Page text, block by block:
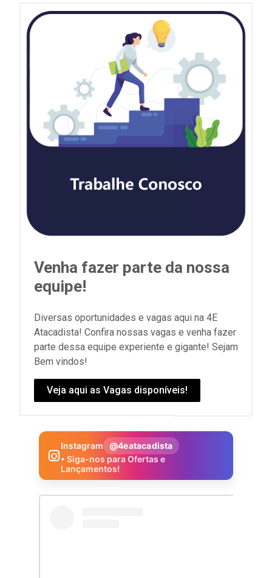
Venha fazer parte da nossa
equipe!
Diversas oportunidades e vagas aqui na 4E
Atacadista! Confira nossas vagas e venha fazer
parte dessa equipe experiente e gigante! Sejam
Bem vindos!
Veja aqui as Vagas disponíveis!
Instagram
@4eatacadista
• Siga-nos para Ofertas e
Lançamentos!